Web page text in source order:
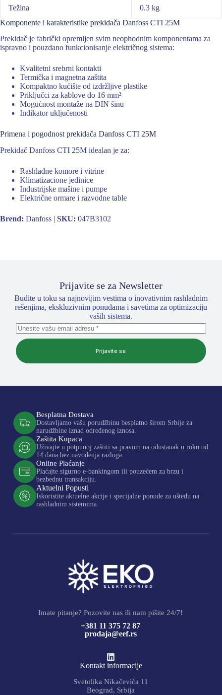
Težina
0.3 kg
Komponente i karakteristike prekidača Danfoss CTI 25M
Prekidač je fabrički opremljen svim neophodnim komponentama za
ispravno i pouzdano funkcionisanje električnog sistema:
Kvalitetni srebrni kontakti
Termička i magnetna zaštita
Kompaktno kućište od izdržljive plastike
Priključci za kablove do 16 mm²
Mogućnost montaže na DIN šinu
Indikator uključenosti
Primena i pogodnost prekidača Danfoss CTI 25M
Prekidač Danfoss CTI 25M idealan je za:
Rashladne komore i vitrine
Klimatizacione jedinice
Industrijske mašine i pumpe
Električne ormare i razvodne table
Brend: Danfoss | SKU: 047B3102
Prijavite se za Newsletter
Budite u toku sa najnovijim vestima o inovativnim rashladnim
rešenjima, ekskluzivnim ponudama i savetima za optimizaciju
vaših sistema.
Prijavite se
Besplatna Dostava
Dostavljamo vašu porudžbinu besplatno širom Srbije za
narudžbine iznad određenog iznosa.
Zaštita Kupaca
Uživajte u potpunoj zaštiti sa pravom na odustanak u roku od
14 dana bez navođenja razloga.
Online Plaćanje
Plaćajte sigurno e-bankingom ili pouzećem za brzu i
bezbednu transakciju.
Aktuelni Popusti
Iskoristite aktuelne akcije i specijalne ponude za uštedu na
rashladnim sistemima.
Imate pitanje? Pozovite nas ili nam pišite 24/7!
+381 11 375 72 87
prodaja@eef.rs
Kontakt informacije
Svetolika Nikačevića 11
Beograd, Srbija